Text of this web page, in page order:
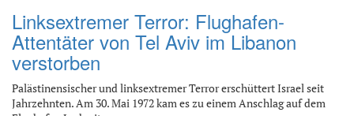
Linksextremer Terror: Flughafen-
Attentäter von Tel Aviv im Libanon
verstorben
Palästinensischer und linksextremer Terror erschüttert Israel seit
Jahrzehnten. Am 30. Mai 1972 kam es zu einem Anschlag auf dem